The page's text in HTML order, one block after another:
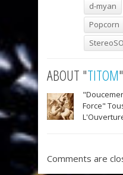
d-myan
Popcorn
ABOUT "TITOM
Force"
Comments are